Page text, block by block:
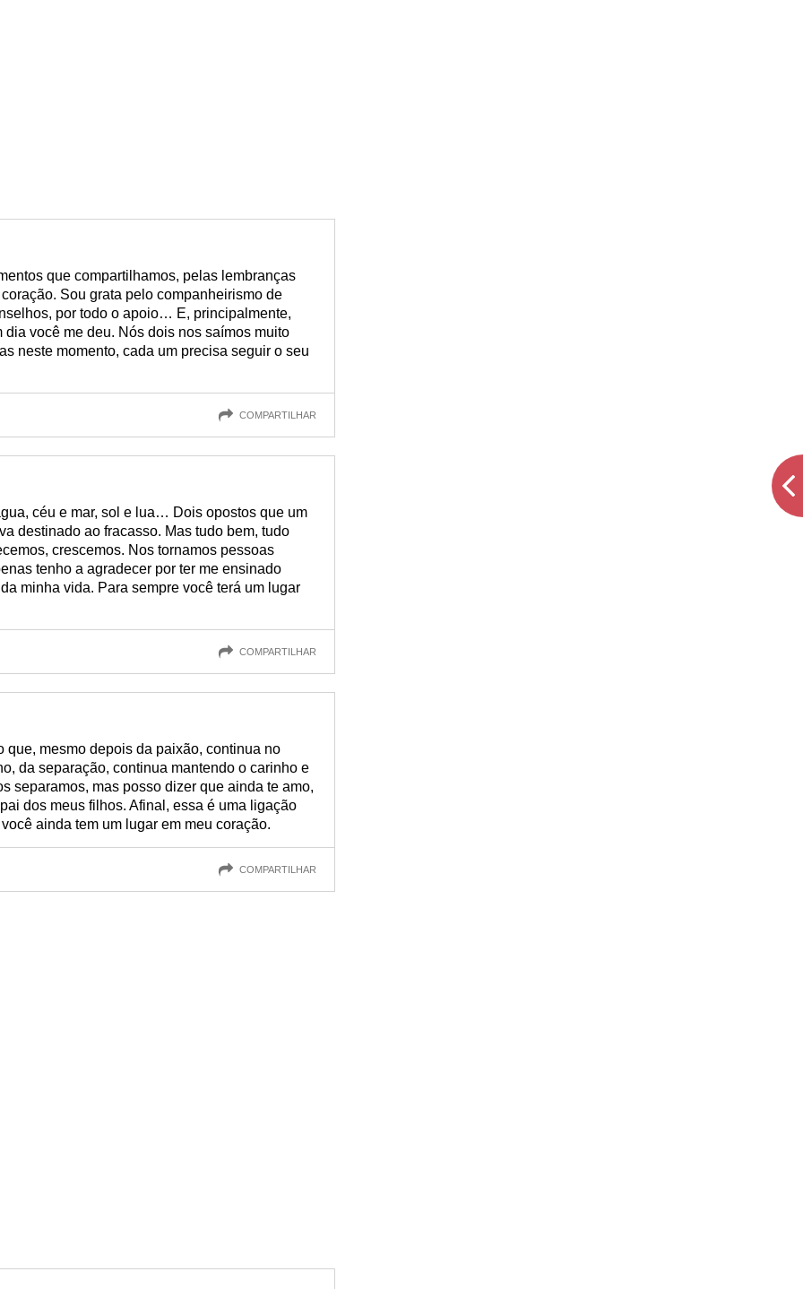
que compartilhamos, pelas lembranças
Sou grata pelo companheirismo de
por todo o apoio… E, principalmente,
dia você me deu. Nós dois nos saímos muito
neste momento, cada um precisa seguir o seu
COMPARTILHAR
céu e mar, sol e lua… Dois opostos que um
destinado ao fracasso. Mas tudo bem, tudo
crescemos. Nos tornamos pessoas
tenho a agradecer por ter me ensinado
minha vida. Para sempre você terá um lugar
COMPARTILHAR
que, mesmo depois da paixão, continua no
da separação, continua mantendo o carinho e
separamos, mas posso dizer que ainda te amo,
dos meus filhos. Afinal, essa é uma ligação
ainda tem um lugar em meu coração.
COMPARTILHAR